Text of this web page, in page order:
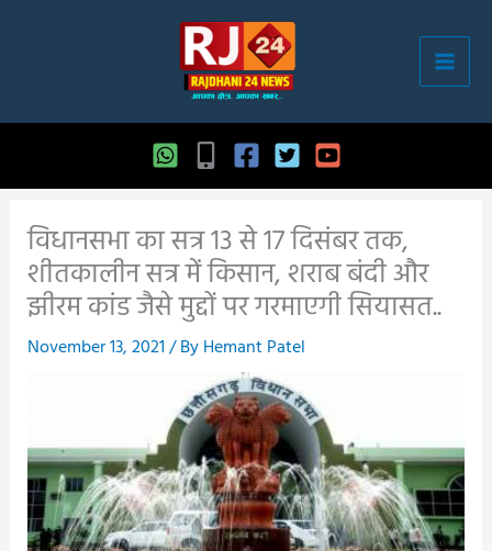
विधानसभा का सत्र 13 से 17 दिसंबर तक,
शीतकालीन सत्र में किसान, शराब बंदी और
झीरम कांड जैसे मुद्दों पर गरमाएगी सियासत..
November 13, 2021/ ByHemant Patel